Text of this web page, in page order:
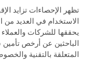
تظهر الإحصاءات تزايد
الاستخدام في العديد من
يحققها للشركات
الباحثين عن أرخص تأمين
المتعلقة بالتقنية